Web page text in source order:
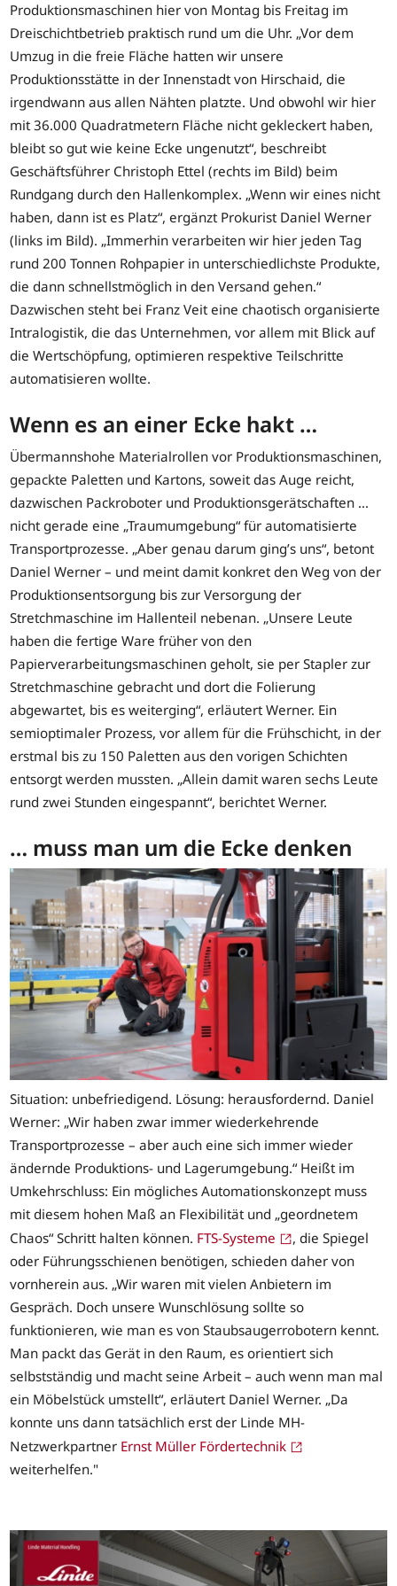
Produktionsmaschinen hier von Montag bis Freitag im
Dreischichtbetrieb praktisch rund um die Uhr. „Vor dem
Umzug in die freie Fläche hatten wir unsere
Produktionsstätte in der Innenstadt von Hirschaid, die
irgendwann aus allen Nähten platzte. Und obwohl wir hier
mit 36.000 Quadratmetern Fläche nicht gekleckert haben,
bleibt so gut wie keine Ecke ungenutzt“, beschreibt
Geschäftsführer Christoph Ettel (rechts im Bild) beim
Rundgang durch den Hallenkomplex. „Wenn wir eines nicht
haben, dann ist es Platz“, ergänzt Prokurist Daniel Werner
(links im Bild). „Immerhin verarbeiten wir hier jeden Tag
rund 200 Tonnen Rohpapier in unterschiedlichste Produkte,
die dann schnellstmöglich in den Versand gehen.“
Dazwischen steht bei Franz Veit eine chaotisch organisierte
Intralogistik, die das Unternehmen, vor allem mit Blick auf
die Wertschöpfung, optimieren respektive Teilschritte
automatisieren wollte.
Wenn es an einer Ecke hakt …
Übermannshohe Materialrollen vor Produktionsmaschinen,
gepackte Paletten und Kartons, soweit das Auge reicht,
dazwischen Packroboter und Produktionsgerätschaften …
nicht gerade eine „Traumumgebung“ für automatisierte
Transportprozesse. „Aber genau darum ging’s uns“, betont
Daniel Werner – und meint damit konkret den Weg von der
Produktionsentsorgung bis zur Versorgung der
Stretchmaschine im Hallenteil nebenan. „Unsere Leute
haben die fertige Ware früher von den
Papierverarbeitungsmaschinen geholt, sie per Stapler zur
Stretchmaschine gebracht und dort die Folierung
abgewartet, bis es weiterging“, erläutert Werner. Ein
semioptimaler Prozess, vor allem für die Frühschicht, in der
erstmal bis zu 150 Paletten aus den vorigen Schichten
entsorgt werden mussten. „Allein damit waren sechs Leute
rund zwei Stunden eingespannt“, berichtet Werner.
… muss man um die Ecke denken
Situation: unbefriedigend. Lösung: herausfordernd. Daniel
Werner: „Wir haben zwar immer wiederkehrende
Transportprozesse – aber auch eine sich immer wieder
ändernde Produktions- und Lagerumgebung.“ Heißt im
Umkehrschluss: Ein mögliches Automationskonzept muss
mit diesem hohen Maß an Flexibilität und „geordnetem
Chaos“ Schritt halten können. FTS-Systeme
, die Spiegel
oder Führungsschienen benötigen, schieden daher von
vornherein aus. „Wir waren mit vielen Anbietern im
Gespräch. Doch unsere Wunschlösung sollte so
funktionieren, wie man es von Staubsaugerrobotern kennt.
Man packt das Gerät in den Raum, es orientiert sich
selbstständig und macht seine Arbeit – auch wenn man mal
ein Möbelstück umstellt“, erläutert Daniel Werner. „Da
konnte uns dann tatsächlich erst der Linde MH-
Netzwerkpartner Ernst Müller Fördertechnik
weiterhelfen."